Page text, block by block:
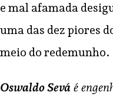
e mal afamada
uma das dez piores
meio do redemunho.
Oswaldo Sevá é